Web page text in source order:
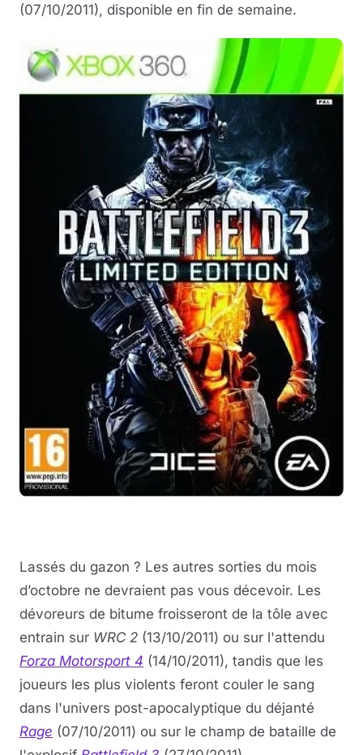
(07/10/2011), disponible en fin de semaine.
Lassés du gazon ? Les autres sorties du mois
d’octobre ne devraient pas vous décevoir. Les
dévoreurs de bitume froisseront de la tôle avec
entrain sur WRC 2 (13/10/2011) ou sur l'attendu
Forza Motorsport 4 (14/10/2011), tandis que les
joueurs les plus violents feront couler le sang
dans l'univers post-apocalyptique du déjanté
Rage (07/10/2011) ou sur le champ de bataille de